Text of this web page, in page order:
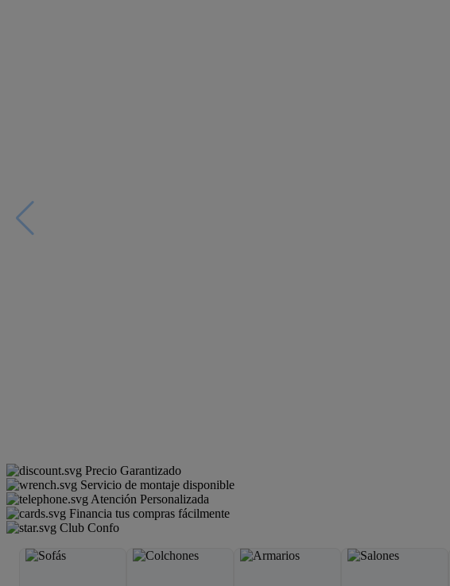
Precio Garantizado
Servicio de montaje disponible
Atención Personalizada
Financia tus compras fácilmente
Club Confo